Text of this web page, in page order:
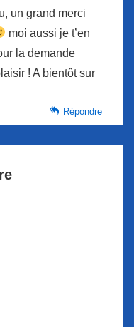
un grand merci
moi aussi je t’en
la demande
! A bientôt sur
Répondre